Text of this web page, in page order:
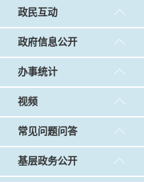
政民互动
政府信息公开
办事统计
视频
常见问题问答
基层政务公开